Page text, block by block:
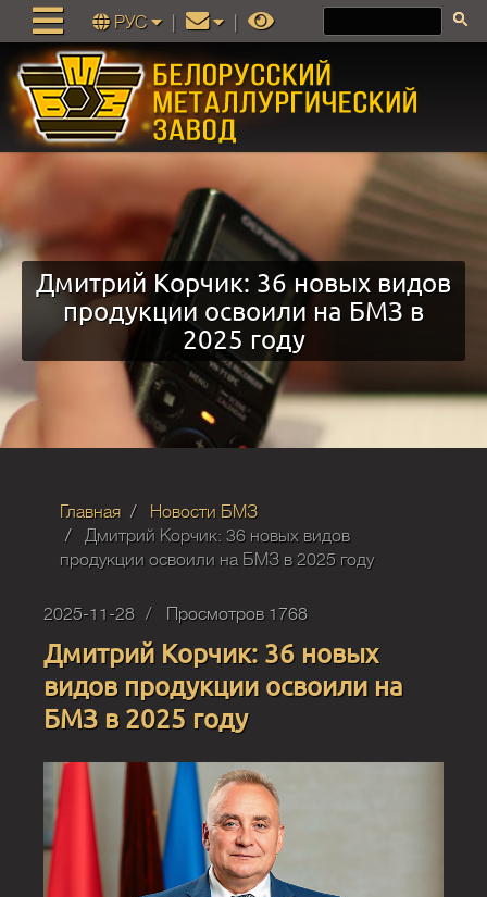
РУС
Дмитрий Корчик: 36 новых видов
продукции освоили на БМЗ в
2025 году
Главная
Новости БМЗ
Дмитрий Корчик: 36 новых видов
продукции освоили на БМЗ в 2025 году
2025-11-28 Просмотров 1768
Дмитрий Корчик: 36 новых
видов продукции освоили на
БМЗ в 2025 году